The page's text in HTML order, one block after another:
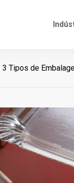
3 Tipos de